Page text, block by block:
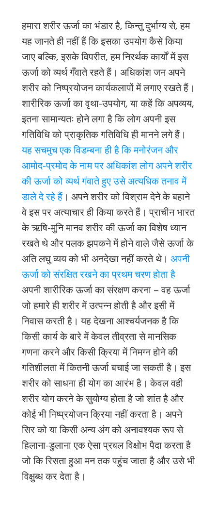
हमारा शरीर ऊर्जा का भंडार है, किन्तु दुर्भाग्य से, हम
यह जानते ही नहीं हैं कि इसका उपयोग कैसे किया
जाए बल्कि, इसके विपरीत, हम निरर्थक कार्यों में इस
ऊर्जा को व्यर्थ गँवाते रहते हैं। अधिकांश जन अपने
शरीर को निष्प्रयोजन कार्यकलापों में लगाए रखते हैं।
शारीरिक ऊर्जा का वृथा-उपयोग, या कहें कि अपव्यय,
इतना सामान्यतः होने लगा है कि लोग अपनी इस
गतिविधि को प्राकृतिक गतिविधि ही मानने लगे हैं।
यह सचमुच एक विडम्बना ही है कि मनोरंजन और
आमोद-प्रमोद के नाम पर अधिकांश लोग अपने शरीर
की ऊर्जा को व्यर्थ गंवाते हुए उसे अत्यधिक तनाव में
डाले दे रहे हैं। अपने शरीर को विश्राम देने के बहाने
वे इस पर अत्याचार ही किया करते हैं। प्राचीन भारत
के ऋषि-मुनि मानव शरीर की ऊर्जा का विशेष ध्यान
रखते थे और पलक झपकने में होने वाले जैसे ऊर्जा के
अति लघु व्यय को भी अनदेखा नहीं करते थे। अपनी
ऊर्जा को संरक्षित रखने का प्रथम चरण होता है
अपनी शारीरिक ऊर्जा का संरक्षण करना – वह ऊर्जा
जो हमारे ही शरीर में उत्पन्न होती है और इसी में
निवास करती है। यह देखना आश्चर्यजनक है कि
किसी कार्य के बारे में केवल तीव्रता से मानसिक
गणना करने और किसी क्रिया में निमग्न होने की
गतिशीलता में कितनी ऊर्जा बचाई जा सकती है। इस
शरीर को साधना ही योग का आरंभ है। केवल वही
शरीर योग करने के सुयोग्य होता है जो शांत है और
कोई भी निष्प्रयोजन क्रिया नहीं करता है। अपने
सिर को या किसी अन्य अंग को अनावश्यक रूप से
हिलाना-डुलाना एक ऐसा प्रबल विक्षोभ पैदा करता है
जो कि रिसता हुआ मन तक पहुंच जाता है और उसे भी
विक्षुब्ध कर देता है।